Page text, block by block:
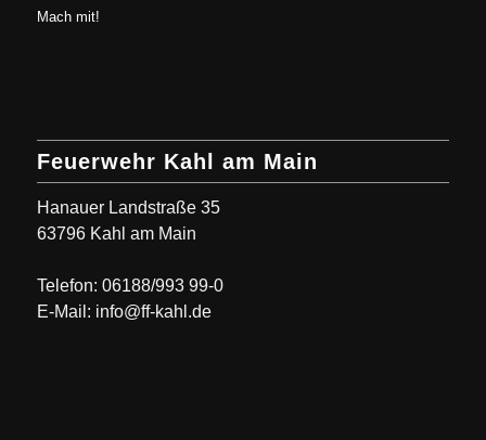
Mach mit!
Feuerwehr Kahl am Main
Hanauer Landstraße 35
63796 Kahl am Main
Telefon: 06188/993 99-0
E-Mail: info@ff-kahl.de